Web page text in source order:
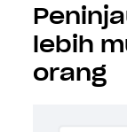
lebih
orang